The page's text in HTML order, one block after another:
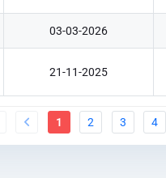
03-03-2026
21-11-2025
1 2 3 4